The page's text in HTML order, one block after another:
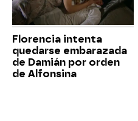
Florencia intenta
quedarse embarazada
de Damián por orden
de Alfonsina